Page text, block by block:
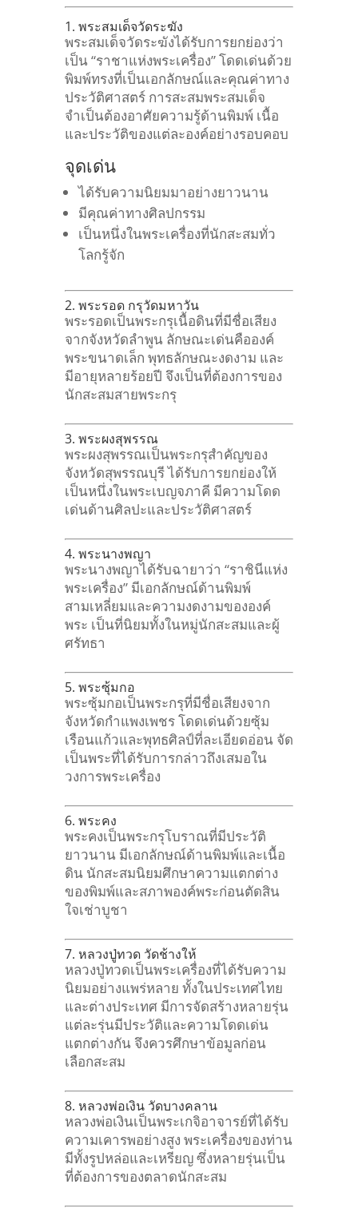
1. พระสมเด็จวัดระฆัง
พระสมเด็จวัดระฆังได้รับการยกย่องว่า
เป็น “ราชาแห่งพระเครื่อง” โดดเด่นด้วย
พิมพ์ทรงที่เป็นเอกลักษณ์และคุณค่าทาง
ประวัติศาสตร์ การสะสมพระสมเด็จ
จำเป็นต้องอาศัยความรู้ด้านพิมพ์ เนื้อ
และประวัติของแต่ละองค์อย่างรอบคอบ
จุดเด่น
ได้รับความนิยมมาอย่างยาวนาน
มีคุณค่าทางศิลปกรรม
เป็นหนึ่งในพระเครื่องที่นักสะสมทั่ว
โลกรู้จัก
2. พระรอด กรุวัดมหาวัน
พระรอดเป็นพระกรุเนื้อดินที่มีชื่อเสียง
จากจังหวัดลำพูน ลักษณะเด่นคือองค์
พระขนาดเล็ก พุทธลักษณะงดงาม และ
มีอายุหลายร้อยปี จึงเป็นที่ต้องการของ
นักสะสมสายพระกรุ
3. พระผงสุพรรณ
พระผงสุพรรณเป็นพระกรุสำคัญของ
จังหวัดสุพรรณบุรี ได้รับการยกย่องให้
เป็นหนึ่งในพระเบญจภาคี มีความโดด
เด่นด้านศิลปะและประวัติศาสตร์
4. พระนางพญา
พระนางพญาได้รับฉายาว่า “ราชินีแห่ง
พระเครื่อง” มีเอกลักษณ์ด้านพิมพ์
สามเหลี่ยมและความงดงามขององค์
พระ เป็นที่นิยมทั้งในหมู่นักสะสมและผู้
ศรัทธา
5. พระซุ้มกอ
พระซุ้มกอเป็นพระกรุที่มีชื่อเสียงจาก
จังหวัดกำแพงเพชร โดดเด่นด้วยซุ้ม
เรือนแก้วและพุทธศิลป์ที่ละเอียดอ่อน จัด
เป็นพระที่ได้รับการกล่าวถึงเสมอใน
วงการพระเครื่อง
6. พระคง
พระคงเป็นพระกรุโบราณที่มีประวัติ
ยาวนาน มีเอกลักษณ์ด้านพิมพ์และเนื้อ
ดิน นักสะสมนิยมศึกษาความแตกต่าง
ของพิมพ์และสภาพองค์พระก่อนตัดสิน
ใจเช่าบูชา
7. หลวงปู่ทวด วัดช้างให้
หลวงปู่ทวดเป็นพระเครื่องที่ได้รับความ
นิยมอย่างแพร่หลาย ทั้งในประเทศไทย
และต่างประเทศ มีการจัดสร้างหลายรุ่น
แต่ละรุ่นมีประวัติและความโดดเด่น
แตกต่างกัน จึงควรศึกษาข้อมูลก่อน
เลือกสะสม
8. หลวงพ่อเงิน วัดบางคลาน
หลวงพ่อเงินเป็นพระเกจิอาจารย์ที่ได้รับ
ความเคารพอย่างสูง พระเครื่องของท่าน
มีทั้งรูปหล่อและเหรียญ ซึ่งหลายรุ่นเป็น
ที่ต้องการของตลาดนักสะสม